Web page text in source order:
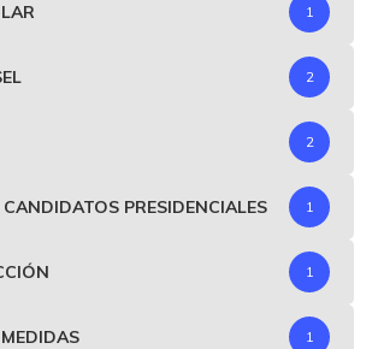
1
2
2
PRESIDENCIALES 1
1
1